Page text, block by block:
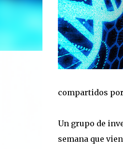
compartidos
Un grupo de
semana que